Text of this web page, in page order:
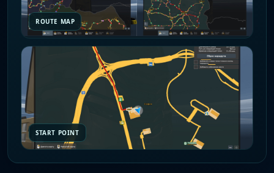
ROUTE MAP
START POINT